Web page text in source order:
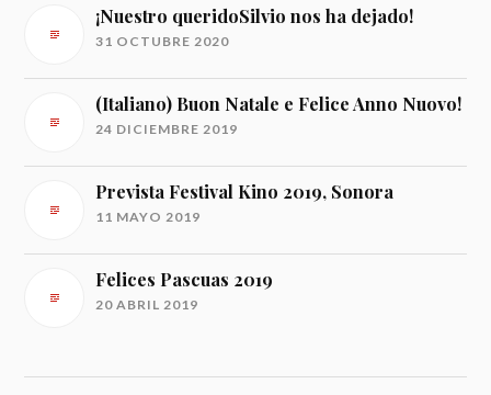
¡Nuestro queridoSilvio nos ha dejado!
31 OCTUBRE 2020
(Italiano) Buon Natale e Felice Anno Nuovo!
24 DICIEMBRE 2019
Prevista Festival Kino 2019, Sonora
11 MAYO 2019
Felices Pascuas 2019
20 ABRIL 2019